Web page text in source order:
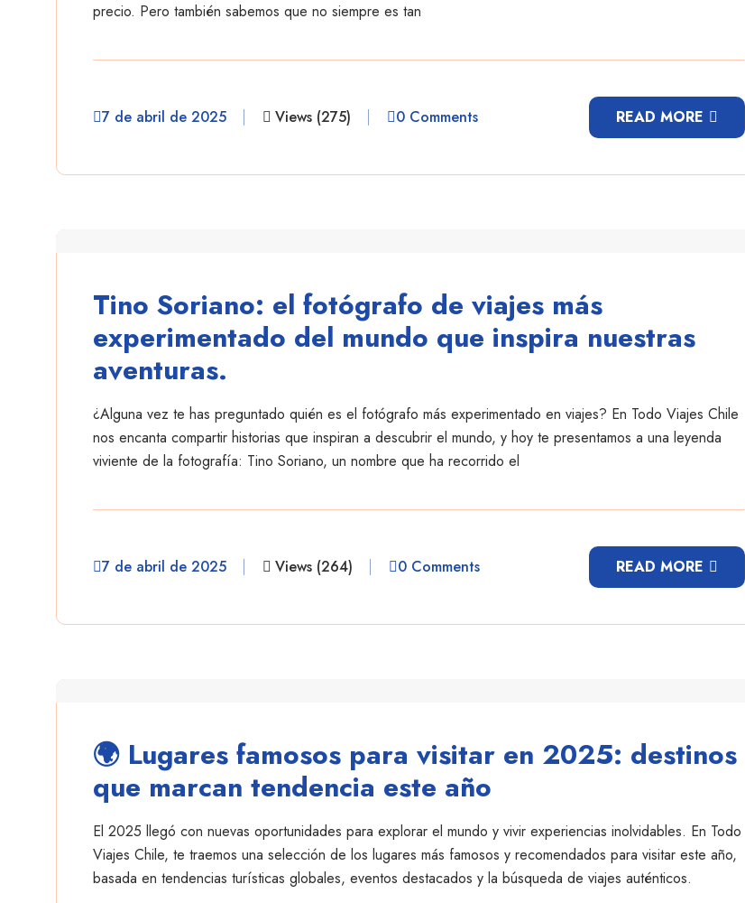
precio. Pero también sabemos que no siempre es tan
7 de abril de 2025 Views (275) 0 Comments READ MORE
Tino Soriano: el fotógrafo de viajes más
experimentado del mundo que inspira nuestras
aventuras.
¿Alguna vez te has preguntado quién es el fotógrafo más experimentado en viajes? En Todo Viajes Chile
nos encanta compartir historias que inspiran a descubrir el mundo, y hoy te presentamos a una leyenda
viviente de la fotografía: Tino Soriano, un nombre que ha recorrido el
7 de abril de 2025 Views (264) 0 Comments READ MORE
🌍 Lugares famosos para visitar en 2025: destinos
que marcan tendencia este año
El 2025 llegó con nuevas oportunidades para explorar el mundo y vivir experiencias inolvidables. En Todo
Viajes Chile, te traemos una selección de los lugares más famosos y recomendados para visitar este año,
basada en tendencias turísticas globales, eventos destacados y la búsqueda de viajes auténticos.